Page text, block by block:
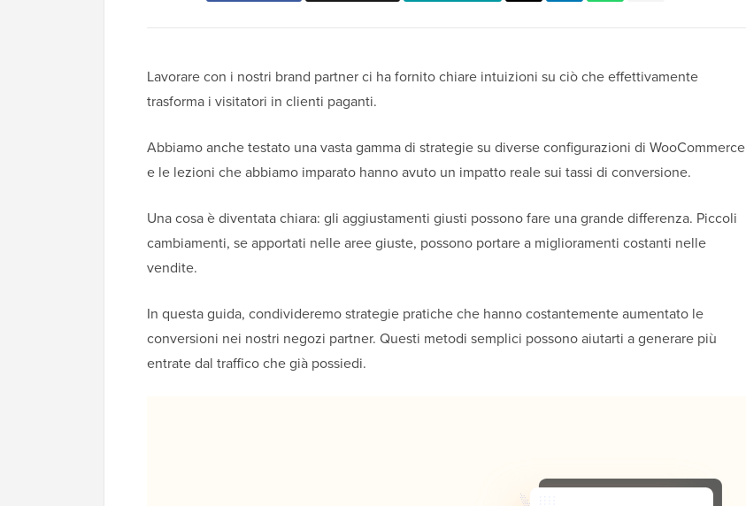
Lavorare con i nostri brand partner ci ha fornito chiare intuizioni su ciò che effettivamente
trasforma i visitatori in clienti paganti.
Abbiamo anche testato una vasta gamma di strategie su diverse configurazioni di WooCommerce
e le lezioni che abbiamo imparato hanno avuto un impatto reale sui tassi di conversione.
Una cosa è diventata chiara: gli aggiustamenti giusti possono fare una grande differenza. Piccoli
cambiamenti, se apportati nelle aree giuste, possono portare a miglioramenti costanti nelle
vendite.
In questa guida, condivideremo strategie pratiche che hanno costantemente aumentato le
conversioni nei nostri negozi partner. Questi metodi semplici possono aiutarti a generare più
entrate dal traffico che già possiedi.